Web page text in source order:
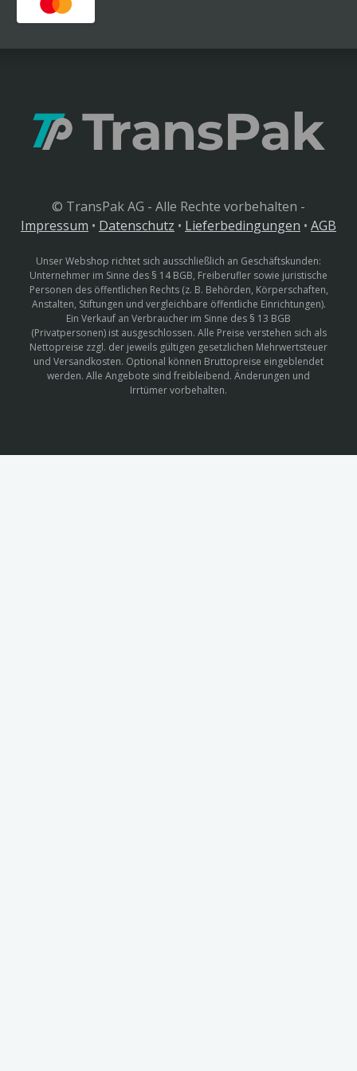
© TransPak AG - Alle Rechte vorbehalten -
Impressum • Datenschutz • Lieferbedingungen • AGB
Unser Webshop richtet sich ausschließlich an Geschäftskunden:
Unternehmer im Sinne des § 14 BGB, Freiberufler sowie juristische
Personen des öffentlichen Rechts (z. B. Behörden, Körperschaften,
Anstalten, Stiftungen und vergleichbare öffentliche Einrichtungen).
Ein Verkauf an Verbraucher im Sinne des § 13 BGB
(Privatpersonen) ist ausgeschlossen. Alle Preise verstehen sich als
Nettopreise zzgl. der jeweils gültigen gesetzlichen Mehrwertsteuer
und Versandkosten. Optional können Bruttopreise eingeblendet
werden. Alle Angebote sind freibleibend. Änderungen und
Irrtümer vorbehalten.